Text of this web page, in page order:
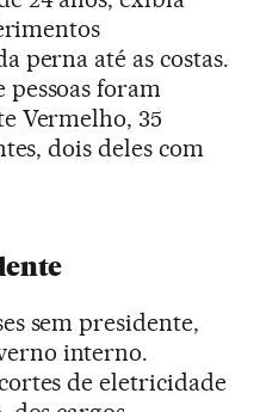
perna até as costas.
pessoas foram
Vermelho, 35
dois deles com
sem presidente,
interno.
de eletricidade